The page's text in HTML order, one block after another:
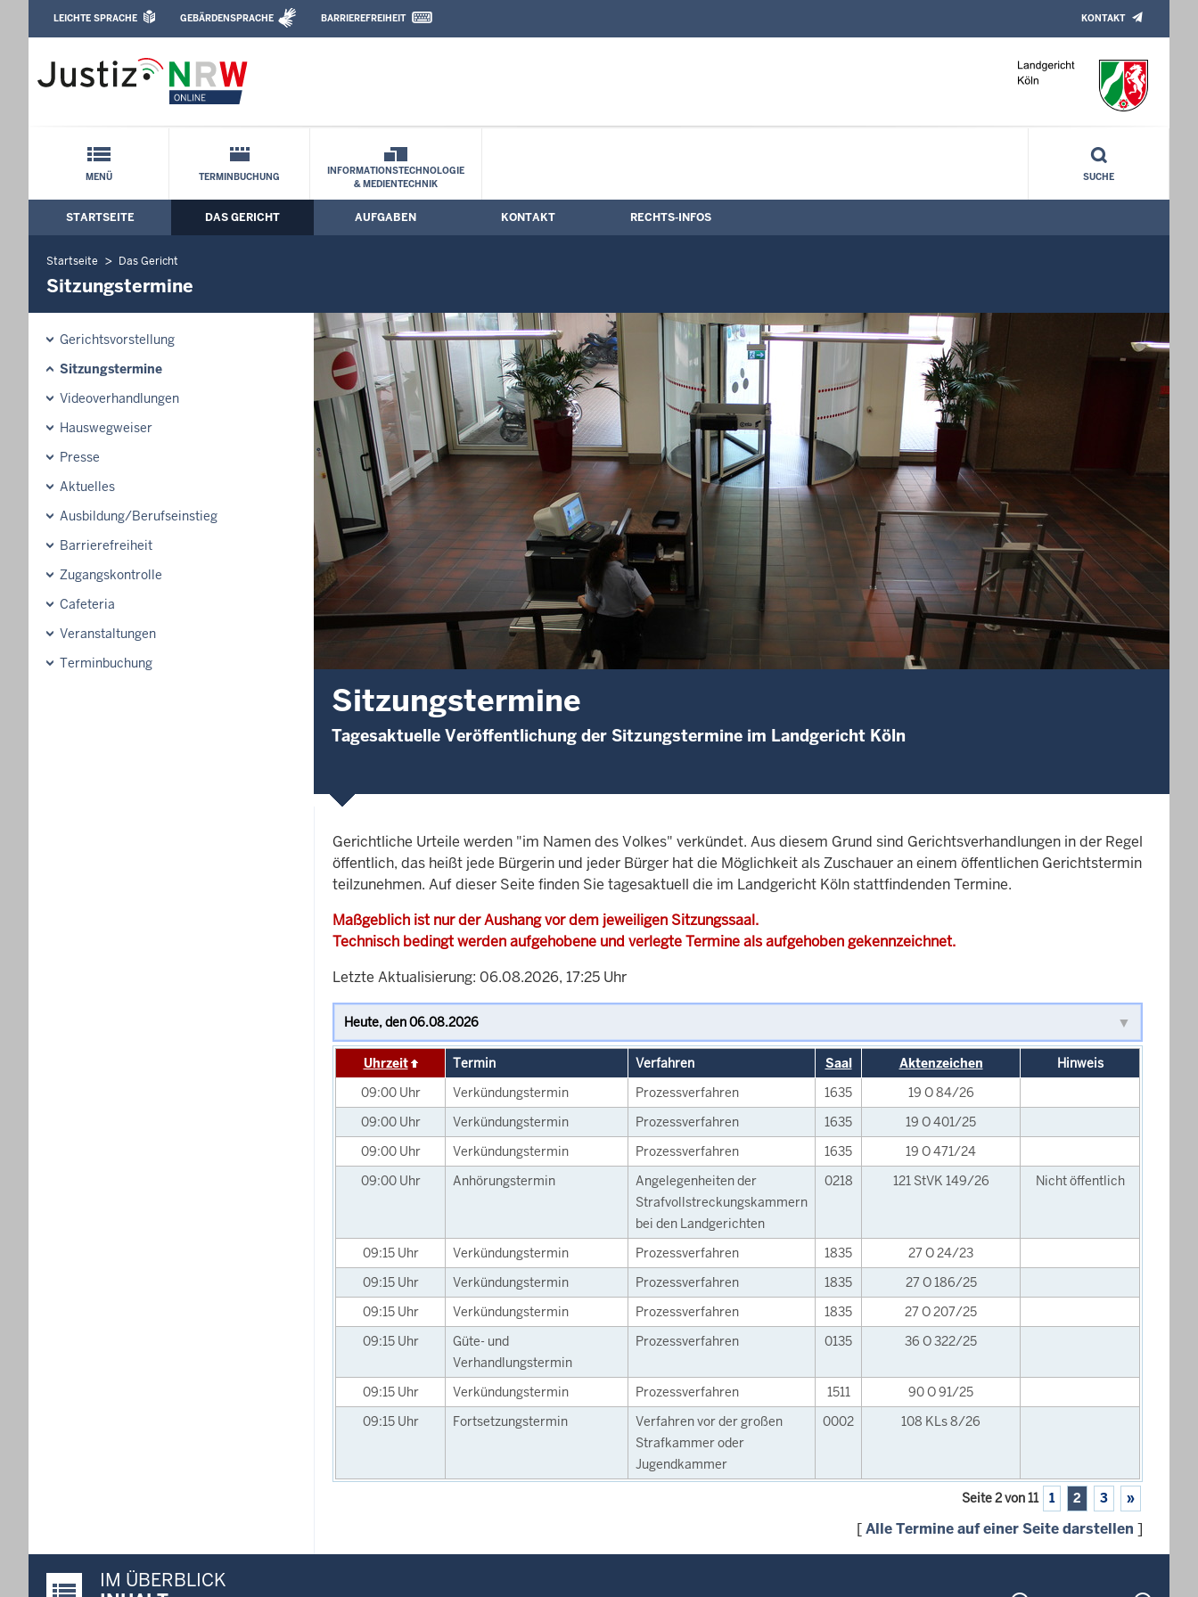
Landgericht Köln: Sitzungstermine
Leichte Sprache, Gebärdensprachenvideo und Kontaktformular
LEICHTE SPRACHE GEBÄRDENSPRACHE BARRIEREFREIHEIT KONTAKT
Schnellnavigation mit Volltext-Suche
MENÜ TERMINBUCHUNG
INFORMATIONSTECHNOLOGIE
& MEDIENTECHNIK
SUCHE
Hauptmenü: Hauptnavigation
STARTSEITE DAS GERICHT AUFGABEN KONTAKT RECHTS-INFOS
Startseite Das Gericht
Sitzungstermine
Gerichtsvorstellung
Sitzungstermine
Videoverhandlungen
Hauswegweiser
Presse
Aktuelles
Ausbildung/Berufseinstieg
Barrierefreiheit
Zugangskontrolle
Cafeteria
Veranstaltungen
Terminbuchung
Sitzungstermine
Tagesaktuelle Veröffentlichung der Sitzungstermine im Landgericht Köln
Gerichtliche Urteile werden "im Namen des Volkes" verkündet. Aus diesem Grund sind Gerichtsverhandlungen in der Regel
öffentlich, das heißt jede Bürgerin und jeder Bürger hat die Möglichkeit als Zuschauer an einem öffentlichen Gerichtstermin
teilzunehmen. Auf dieser Seite finden Sie tagesaktuell die im Landgericht Köln stattfindenden Termine.
Maßgeblich ist nur der Aushang vor dem jeweiligen Sitzungssaal.
Technisch bedingt werden aufgehobene und verlegte Termine als aufgehoben gekennzeichnet.
Letzte Aktualisierung: 06.08.2026, 17:25 Uhr
Uhrzeit Termin Verfahren Saal Aktenzeichen
Hinweis
09:00 Uhr Verkündungstermin Prozessverfahren 1635
19 O 84/26
09:00 Uhr Verkündungstermin Prozessverfahren 1635
19 O 401/25
09:00 Uhr Verkündungstermin Prozessverfahren 1635
19 O 471/24
09:00 Uhr Anhörungstermin
Angelegenheiten der
Strafvollstreckungskammern
bei den Landgerichten
0218 121 StVK 149/26 Nicht öffentlich
09:15 Uhr Verkündungstermin Prozessverfahren 1835
27 O 24/23
09:15 Uhr Verkündungstermin Prozessverfahren 1835
27 O 186/25
09:15 Uhr Verkündungstermin Prozessverfahren 1835
27 O 207/25
09:15 Uhr
Güte- und
Verhandlungstermin
Prozessverfahren 0135 36 O 322/25
09:15 Uhr Verkündungstermin Prozessverfahren 1511
90 O 91/25
09:15 Uhr Fortsetzungstermin
Verfahren vor der großen
Strafkammer oder
Jugendkammer
0002 108 KLs 8/26
Seite 2 von 11 1 2 3 »
[Alle Termine auf einer Seite darstellen ]
Justiz-Portal im Überblick:
IM ÜBERBLICK